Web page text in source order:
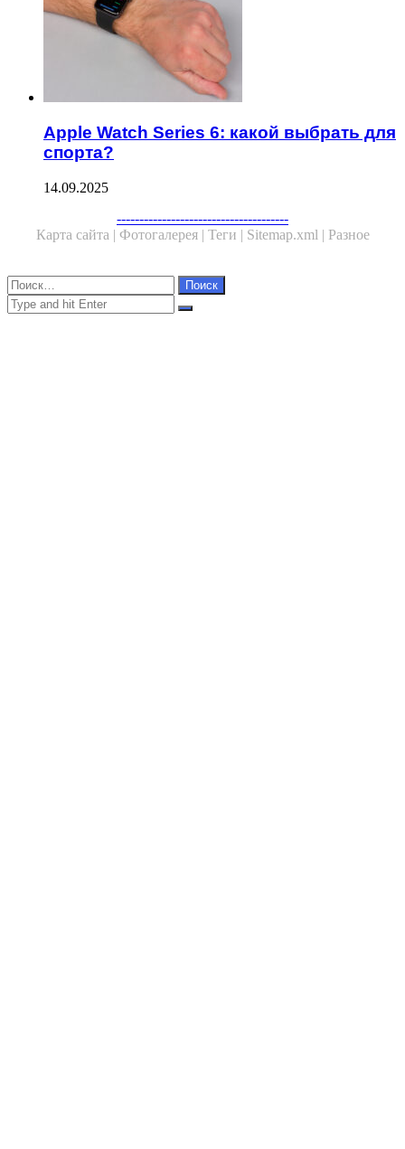
Apple Watch Series 6: какой выбрать для
спорта?
14.09.2025
--------------------------------------
Карта сайта | Фотогалерея | Теги | Sitemap.xml | Разное
Close
Найти:
Close
Search